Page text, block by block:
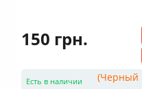
150 грн.
Есть в наличии